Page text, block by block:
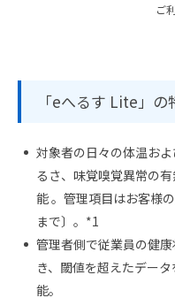
ご
「eへるす Lite」の
対象者の日々の体温お
るさ、味覚嗅覚異常の
能 。管理項目はお客様
まで〕。*1
管理者側で従業員の健
き、閾値を超えたデー
能。